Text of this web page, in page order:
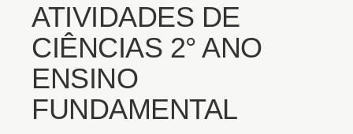
ATIVIDADES DE
CIÊNCIAS 2° ANO
ENSINO
FUNDAMENTAL